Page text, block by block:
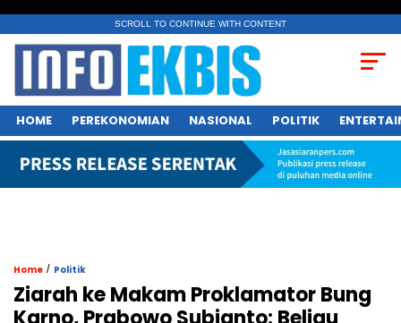
SCROLL TO CONTINUE WITH CONTENT
HOME PEREKONOMIAN NASIONAL POLITIK
Home / Politik
Ziarah ke Makam Proklamator Bung